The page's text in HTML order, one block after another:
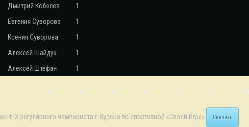
Дмитрий Кобелев 1
Евгения Суворова 1
Ксения Суворова 1
Алексей Шайдук 1
Алексей Штефан 1
⇒ ⇒ ⇒ ⇒ ⇒ ⇒ ⇒ ⇒ 9
IX регулярного чемпионата г. Курска по спортивной «Своей Игре» Скачать